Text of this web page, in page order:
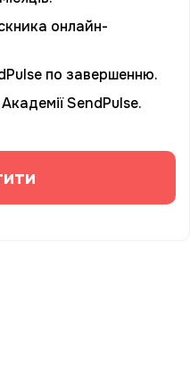
онлайн-
по завершенню.
SendPulse.